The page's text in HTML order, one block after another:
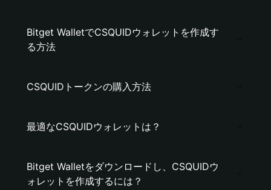
Bitget WalletでCSQUIDウォレットを作成す
る方法
CSQUIDトークンの購入方法
最適なCSQUIDウォレットは？
Bitget Walletをダウンロードし、CSQUIDウ
ォレットを作成するには？